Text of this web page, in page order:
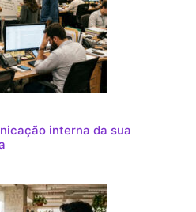
interna da sua